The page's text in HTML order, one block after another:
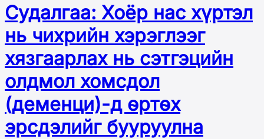
Судалгаа: Хоёр нас хүртэл
нь чихрийн хэрэглээг
хязгаарлах нь сэтгэцийн
олдмол хомсдол
(деменци)-д өртөх
эрсдэлийг бууруулна